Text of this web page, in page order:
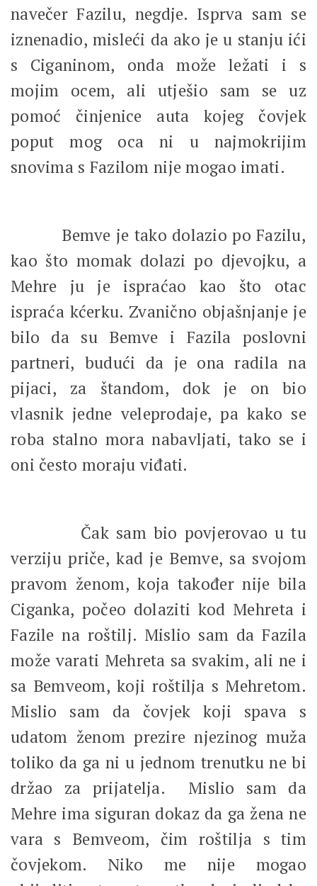
navečer Fazilu, negdje. Isprva sam se
iznenadio, misleći da ako je u stanju ići
s Ciganinom, onda može ležati i s
mojim ocem, ali utješio sam se uz
pomoć činjenice auta kojeg čovjek
poput mog oca ni u najmokrijim
snovima s Fazilom nije mogao imati.
Bemve je tako dolazio po Fazilu,
kao što momak dolazi po djevojku, a
Mehre ju je ispraćao kao što otac
ispraća kćerku. Zvanično objašnjanje je
bilo da su Bemve i Fazila poslovni
partneri, budući da je ona radila na
pijaci, za štandom, dok je on bio
vlasnik jedne veleprodaje, pa kako se
roba stalno mora nabavljati, tako se i
oni često moraju viđati.
Čak sam bio povjerovao u tu
verziju priče, kad je Bemve, sa svojom
pravom ženom, koja također nije bila
Ciganka, počeo dolaziti kod Mehreta i
Fazile na roštilj. Mislio sam da Fazila
može varati Mehreta sa svakim, ali ne i
sa Bemveom, koji roštilja s Mehretom.
Mislio sam da čovjek koji spava s
udatom ženom prezire njezinog muža
toliko da ga ni u jednom trenutku ne bi
držao za prijatelja. Mislio sam da
Mehre ima siguran dokaz da ga žena ne
vara s Bemveom, čim roštilja s tim
čovjekom. Niko me nije mogao